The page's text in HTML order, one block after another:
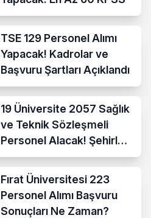
TSE 129 Personel Alımı
Yapacak! Kadrolar ve
Başvuru Şartları Açıklandı
19 Üniversite 2057 Sağlık
ve Teknik Sözleşmeli
Personel Alacak! Şehirler
Açıklandı
Fırat Üniversitesi 223
Personel Alımı Başvuru
Sonuçları Ne Zaman?